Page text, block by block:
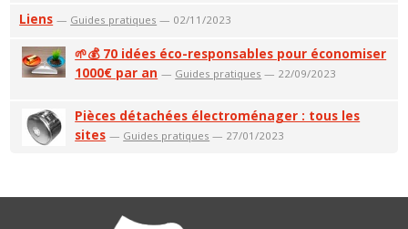
Liens — Guides pratiques — 02/11/2023
🌱💰 70 idées éco-responsables pour économiser
1000€ par an — Guides pratiques — 22/09/2023
Pièces détachées électroménager : tous les
sites — Guides pratiques — 27/01/2023